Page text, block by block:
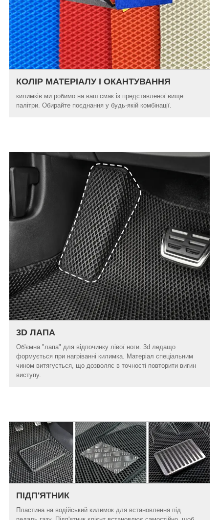
КОЛІР МАТЕРІАЛУ І ОКАНТУВАННЯ
килимків ми робимо на ваш смак із представленої вище
палітри. Обирайте поєднання у будь-якій комбінації.
3D ЛАПА
Об'ємна "лапа" для відпочинку лівої ноги. 3d ледащо
формується при нагріванні килимка. Матеріал спеціальним
чином витягується, що дозволяє в точності повторити вигин
виступу.
ПІДП'ЯТНИК
Пластина на водійський килимок для встановлення під